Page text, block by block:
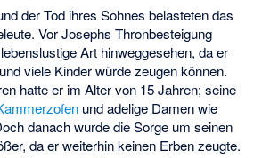
der Tod ihres Sohnes belasteten das
Vor Josephs Thronbesteigung
Art hinweggesehen, da er
viele Kinder würde zeugen können.
hatte er im Alter von 15 Jahren; seine
und adelige Damen wie
danach wurde die Sorge um seinen
da er weiterhin keinen Erben zeugte.